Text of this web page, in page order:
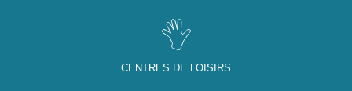
CENTRES DE LOISIRS